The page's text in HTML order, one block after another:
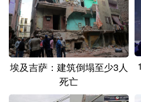
埃及吉萨：建筑倒塌至少3人
死亡